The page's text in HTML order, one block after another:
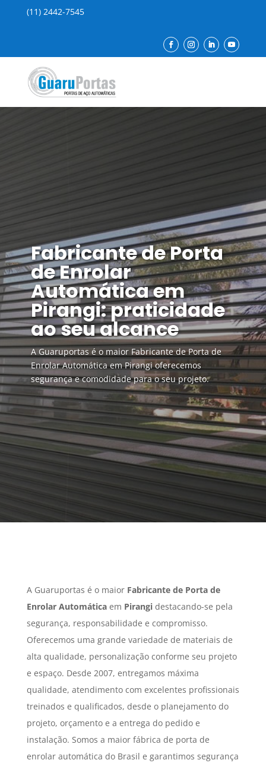
(11) 2442-7545
Fabricante de Porta
de Enrolar
Automática em
Pirangi: praticidade
ao seu alcance
A Guaruportas é o maior Fabricante de Porta de
Enrolar Automática em Pirangi oferecemos
segurança e comodidade para o seu projeto.
A Guaruportas é o maior Fabricante de Porta de
Enrolar Automáticaem Pirangidestacando-se pela
segurança, responsabilidade e compromisso.
Oferecemos uma grande variedade de materiais de
alta qualidade, personalização conforme seu projeto
e espaço. Desde 2007, entregamos máxima
qualidade, atendimento com excelentes profissionais
treinados e qualificados, desde o planejamento do
projeto, orçamento e a entrega do pedido e
instalação. Somos a maior fábrica de porta de
enrolar automática do Brasil e garantimos segurança